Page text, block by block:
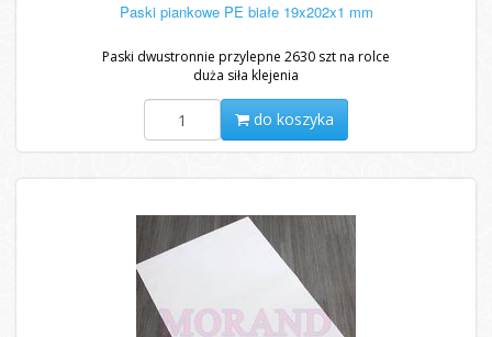
Paski piankowe PE białe 19x202x1 mm
Paski dwustronnie przylepne 2630 szt na rolce
duża siła klejenia
do koszyka